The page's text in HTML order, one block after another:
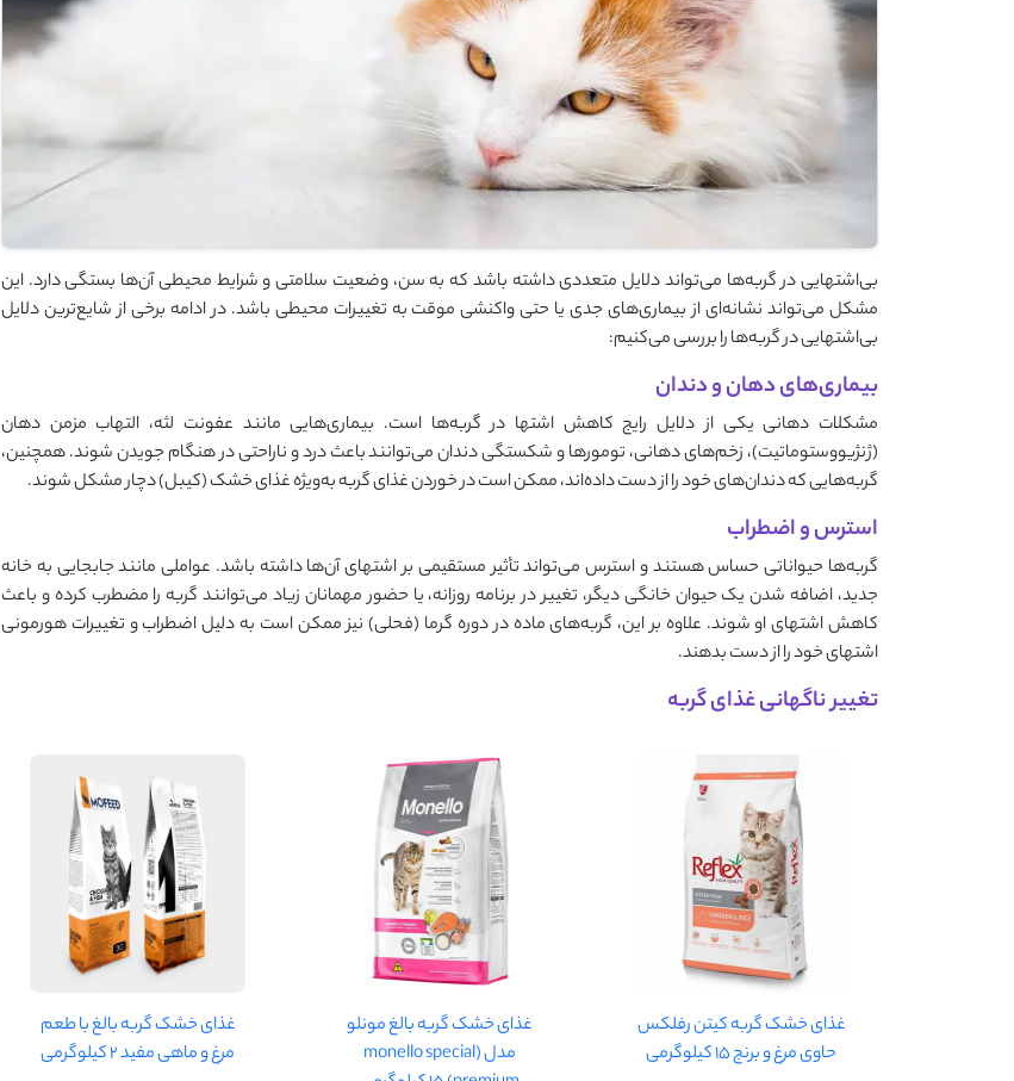
بی‌اشتهایی در گربه‌ها می‌تواند دلایل متعددی داشته باشد که به سن، وضعیت سلامتی و شرایط محیطی آن‌ها بستگی دارد. این
مشکل می‌تواند نشانه‌ای از بیماری‌های جدی یا حتی واکنشی موقت به تغییرات محیطی باشد. در ادامه برخی از شایع‌ترین دلایل
بی‌اشتهایی در گربه‌ها را بررسی می‌کنیم:
بیماری‌های دهان و دندان
مشکلات دهانی یکی از دلایل رایج کاهش اشتها در گربه‌ها است. بیماری‌هایی مانند عفونت لثه، التهاب مزمن دهان
(ژنژیووستوماتیت)، زخم‌های دهانی، تومورها و شکستگی دندان می‌توانند باعث درد و ناراحتی در هنگام جویدن شوند. همچنین،
گربه‌هایی که دندان‌های خود را از دست داده‌اند، ممکن است در خوردن غذای گربه به‌ویژه غذای خشک (کیبل) دچار مشکل شوند.
استرس و اضطراب
گربه‌ها حیواناتی حساس هستند و استرس می‌تواند تأثیر مستقیمی بر اشتهای آن‌ها داشته باشد. عواملی مانند جابجایی به خانه
جدید، اضافه شدن یک حیوان خانگی دیگر، تغییر در برنامه روزانه، یا حضور مهمانان زیاد می‌توانند گربه را مضطرب کرده و باعث
کاهش اشتهای او شوند. علاوه بر این، گربه‌های ماده در دوره گرما (فحلی) نیز ممکن است به دلیل اضطراب و تغییرات هورمونی
اشتهای خود را از دست بدهند.
تغییر ناگهانی غذای گربه
غذای خشک گربه کیتن رفلکس
حاوی مرغ و برنج 15 کیلوگرمی
غذای خشک گربه بالغ مونلو
مدل (monello special
غذای خشک گربه بالغ با طعم
مرغ و ماهی مفید 2 کیلوگرمی